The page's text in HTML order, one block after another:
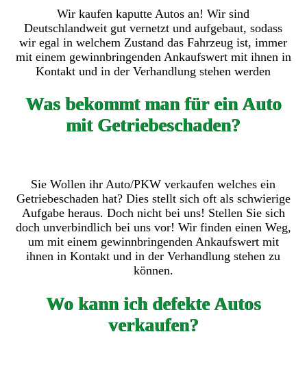
Wir kaufen kaputte Autos an! Wir sind
Deutschlandweit gut vernetzt und aufgebaut, sodass
wir egal in welchem Zustand das Fahrzeug ist, immer
mit einem gewinnbringenden Ankaufswert mit ihnen in
Kontakt und in der Verhandlung stehen werden
Was bekommt man für ein Auto
mit Getriebeschaden?
Sie Wollen ihr Auto/PKW verkaufen welches ein
Getriebeschaden hat? Dies stellt sich oft als schwierige
Aufgabe heraus. Doch nicht bei uns! Stellen Sie sich
doch unverbindlich bei uns vor! Wir finden einen Weg,
um mit einem gewinnbringenden Ankaufswert mit
ihnen in Kontakt und in der Verhandlung stehen zu
können.
Wo kann ich defekte Autos
verkaufen?